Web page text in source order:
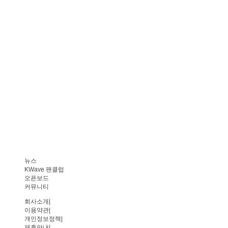
뉴스
KWave 팬클럽
오픈보드
커뮤니티
회사소개
이용약관
개인정보정책